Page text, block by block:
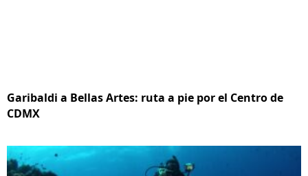
Garibaldi a Bellas Artes: ruta a pie por el Centro de
CDMX